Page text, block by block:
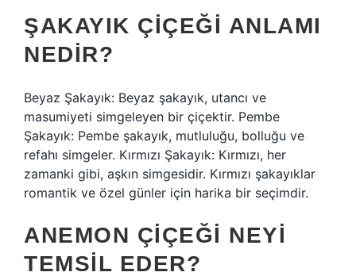
ŞAKAYIK ÇIÇEĞI ANLAMI
NEDIR?
Beyaz Şakayık: Beyaz şakayık, utancı ve
masumiyeti simgeleyen bir çiçektir. Pembe
Şakayık: Pembe şakayık, mutluluğu, bolluğu ve
refahı simgeler. Kırmızı Şakayık: Kırmızı, her
zamanki gibi, aşkın simgesidir. Kırmızı şakayıklar
romantik ve özel günler için harika bir seçimdir.
ANEMON ÇIÇEĞI NEYI
TEMSIL EDER?